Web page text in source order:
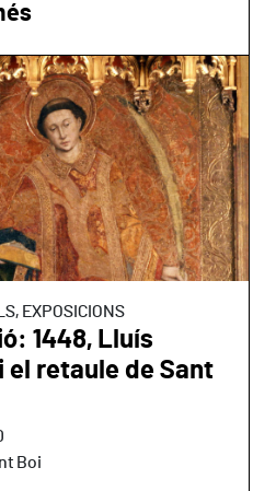
EXPOSICIONS
1448, Lluís
el retaule de Sant
Boi